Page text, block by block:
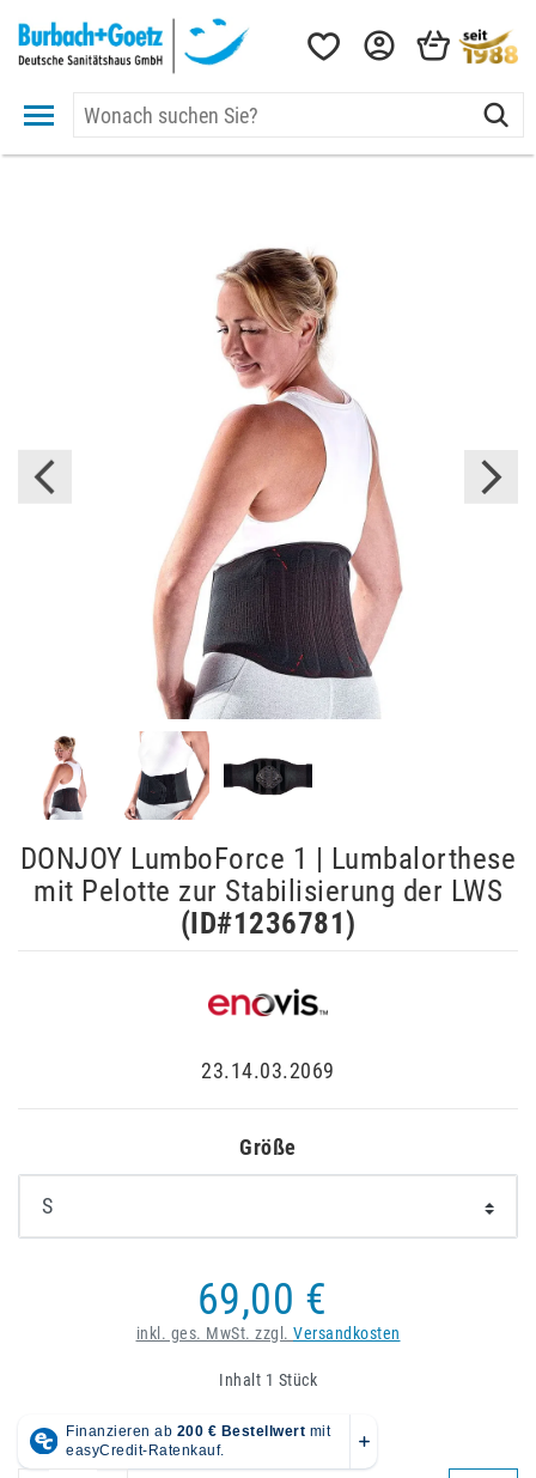
DONJOY LumboForce 1 | Lumbalorthese
mit Pelotte zur Stabilisierung der LWS
(ID#1236781)
23.14.03.2069
Größe
69,00 €
inkl. ges. MwSt. zzgl. Versandkosten
Inhalt 1 Stück